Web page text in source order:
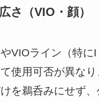
さ（VIO・顔）
VIOライン（特にI
使用可否が異な
を鵜呑みにせず